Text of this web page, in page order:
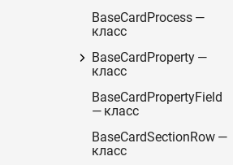
BaseCardProcess —
класс
BaseCardProperty —
класс
BaseCardPropertyField
— класс
BaseCardSectionRow —
класс